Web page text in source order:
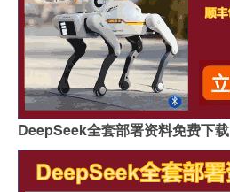
DeepSeek全套部署资料免费下载